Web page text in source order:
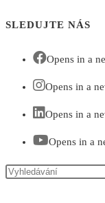
SLEDUJTE NÁS
Opens in a
Opens in a
Opens in a
Opens in a